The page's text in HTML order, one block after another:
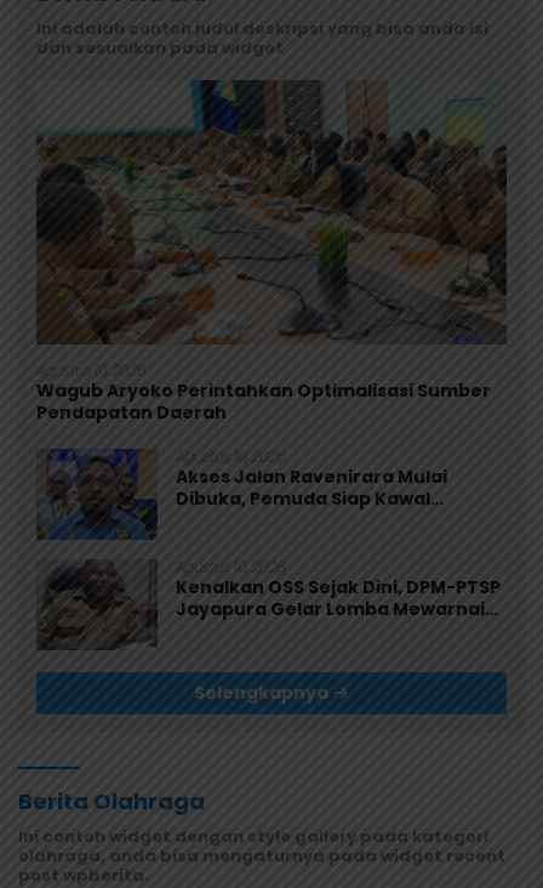
Ini adalah contoh judul deskripsi yang bisa anda isi
dan sesuaikan pada widget
Agustus 10, 2026
Wagub Aryoko Perintahkan Optimalisasi Sumber
Pendapatan Daerah
Agustus 10, 2026
Akses Jalan Ravenirara Mulai
Dibuka, Pemuda Siap Kawal
Agustus 10, 2026
Kenalkan OSS Sejak Dini, DPM-PTSP
Jayapura Gelar Lomba Mewarnai
Selengkapnya
Berita Olahraga
Ini contoh widget dengan style gallery pada kategori
olahraga, anda bisa mengaturnya pada widget recent
post wpberita.